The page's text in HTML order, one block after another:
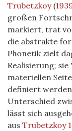
Trubetzkoy (
großen
markiert, trat
die abstrakte
Phonetik zielt
Realisierung; sie
materiellen
definiert
Unterschied
lässt sich
aus Trubetzkoy